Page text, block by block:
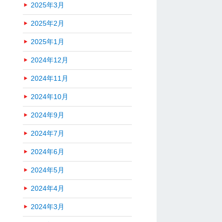
2025年3月
2025年2月
2025年1月
2024年12月
2024年11月
2024年10月
2024年9月
2024年7月
2024年6月
2024年5月
2024年4月
2024年3月